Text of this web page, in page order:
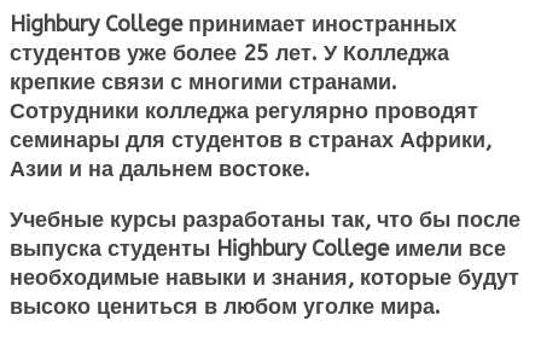
Highbury College принимает иностранных
студентов уже более 25 лет. У Колледжа
крепкие связи с многими странами.
Сотрудники колледжа регулярно проводят
семинары для студентов в странах Африки,
Азии и на дальнем востоке.
Учебные курсы разработаны так, что бы после
выпуска студенты Highbury College имели все
необходимые навыки и знания, которые будут
высоко цениться в любом уголке мира.